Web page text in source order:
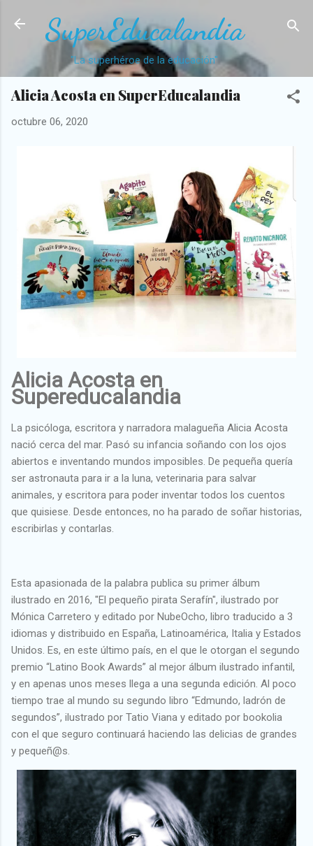
Ir al contenido principal
SuperEducalandia
"La superhéroe de la educación"
Alicia Acosta en SuperEducalandia
octubre 06, 2020
Alicia Acosta en
Supereducalandia
La psicóloga, escritora y narradora malagueña Alicia Acosta
nació cerca del mar. Pasó su infancia soñando con los ojos
abiertos e inventando mundos imposibles. De pequeña quería
ser astronauta para ir a la luna, veterinaria para salvar
animales, y escritora para poder inventar todos los cuentos
que quisiese. Desde entonces, no ha parado de soñar historias,
escribirlas y contarlas.
Esta apasionada de la palabra publica su primer álbum
ilustrado en 2016, "El pequeño pirata Serafín", ilustrado por
Mónica Carretero y editado por NubeOcho, libro traducido a 3
idiomas y distribuido en España, Latinoamérica, Italia y Estados
Unidos. Es, en este último país, en el que le otorgan el segundo
premio “Latino Book Awards” al mejor álbum ilustrado infantil,
y en apenas unos meses llega a una segunda edición. Al poco
tiempo trae al mundo su segundo libro “Edmundo, ladrón de
segundos”, ilustrado por Tatio Viana y editado por bookolia
con el que seguro continuará haciendo las delicias de grandes
y pequeñ@s.